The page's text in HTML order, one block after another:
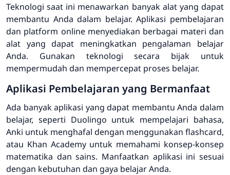
Teknologi saat ini menawarkan banyak alat yang dapat
membantu Anda dalam belajar. Aplikasi pembelajaran
dan platform online menyediakan berbagai materi dan
alat yang dapat meningkatkan pengalaman belajar
Anda. Gunakan teknologi secara bijak untuk
mempermudah dan mempercepat proses belajar.
Aplikasi Pembelajaran yang Bermanfaat
Ada banyak aplikasi yang dapat membantu Anda dalam
belajar, seperti Duolingo untuk mempelajari bahasa,
Anki untuk menghafal dengan menggunakan flashcard,
atau Khan Academy untuk memahami konsep-konsep
matematika dan sains. Manfaatkan aplikasi ini sesuai
dengan kebutuhan dan gaya belajar Anda.